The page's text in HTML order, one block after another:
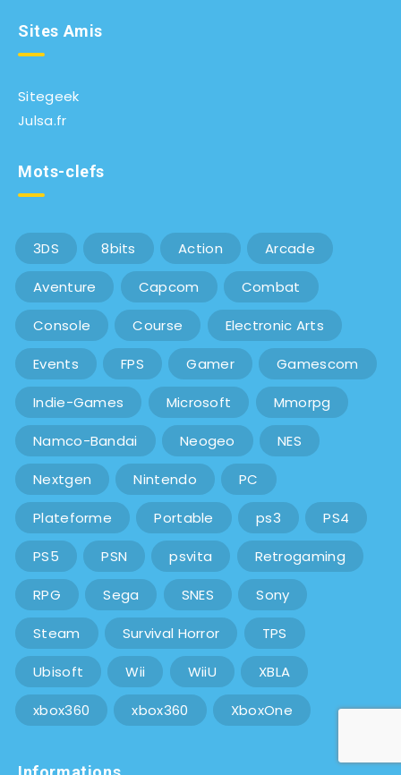
Sites Amis
Sitegeek
Julsa.fr
Mots-clefs
3DS 8bits Action Arcade
Aventure Capcom Combat
Console Course Electronic Arts
Events FPS Gamer Gamescom
Indie-Games Microsoft Mmorpg
Namco-Bandai Neogeo NES
Nextgen Nintendo PC
Plateforme Portable ps3 PS4
PS5 PSN psvita Retrogaming
RPG Sega SNES Sony
Steam Survival Horror TPS
Ubisoft Wii WiiU XBLA
xbox360 xbox360 XboxOne